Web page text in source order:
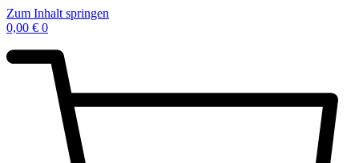
Zum Inhalt springen
0,00 € 0